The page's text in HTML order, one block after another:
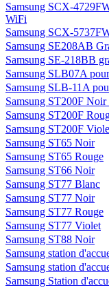
Samsung SCX-
WiFi
Samsung SCX-
Samsung SE208AB
Samsung SE-218BB
Samsung SLB07A
Samsung SLB-11A
Samsung ST200F
Samsung ST200F
Samsung ST200F
Samsung ST65 Noir
Samsung ST65 Rouge
Samsung ST66 Noir
Samsung ST77 Blanc
Samsung ST77 Noir
Samsung ST77 Rouge
Samsung ST77 Violet
Samsung ST88 Noir
Samsung station
Samsung station
Samsung Station